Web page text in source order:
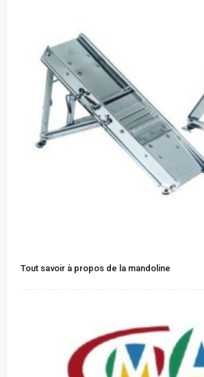
Tout savoir à propos de la mandoline